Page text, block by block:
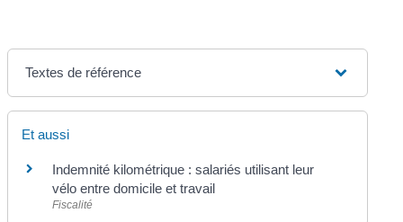
Textes de référence
Et aussi
Indemnité kilométrique : salariés utilisant leur
vélo entre domicile et travail
Fiscalité